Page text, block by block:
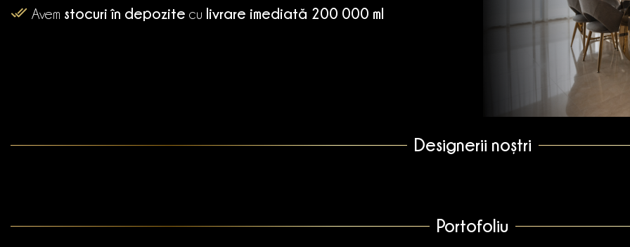
Avem stocuri în depozite cu livrare imediată 200 000 ml
Designerii noștri
Portofoliu